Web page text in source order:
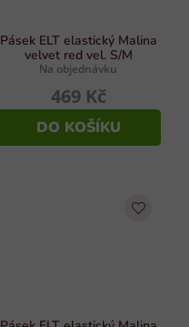
Pásek ELT elastický Malina
velvet red vel. S/M
Na objednávku
469 Kč
DO KOŠÍKU